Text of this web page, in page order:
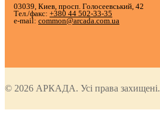
03039, Киев, просп. Голосеевський, 42
Тел./факс: +380 44 502-33-35
e-mail: common@arcada.com.ua
© 2026 АРКАДА. Усі права захищені.